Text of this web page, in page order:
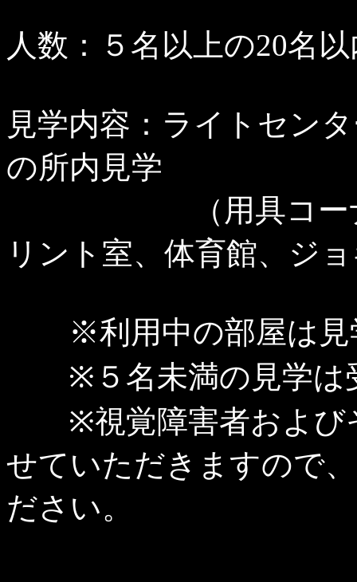
人数：５名以上の20名
見学内容：ライトセン
の所内見学
（用具コーナー
リント室、体育館、ジ
※利用中の部屋は見
※５名未満の見学は
※視覚障害者および
せていただきますので
ださい。